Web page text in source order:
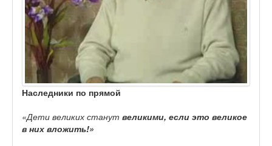
Наследники по прямой
«Дети великих станут великими, если это великое
в них вложить!»